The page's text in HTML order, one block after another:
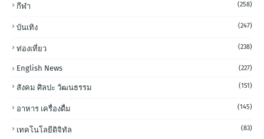
กีฬา (258)
บันเทิง (247)
ท่องเที่ยว (238)
English News (227)
สังคม ศิลปะ วัฒนธรรม (151)
อาหาร เครื่องดื่ม (145)
เทคโนโลยีดิจิทัล (83)